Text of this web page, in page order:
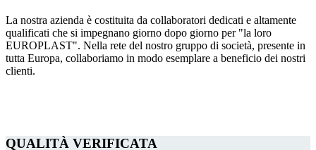
La nostra azienda è costituita da collaboratori dedicati e altamente
qualificati che si impegnano giorno dopo giorno per "la loro
EUROPLAST". Nella rete del nostro gruppo di società, presente in
tutta Europa, collaboriamo in modo esemplare a beneficio dei nostri
clienti.
QUALITÀ VERIFICATA